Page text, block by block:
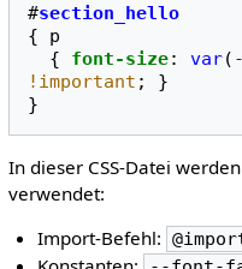
#section_hello
{
p
{
font-size: var(
!important ;
}
}
In dieser CSS-Datei
verwendet:
Import-Befehl: